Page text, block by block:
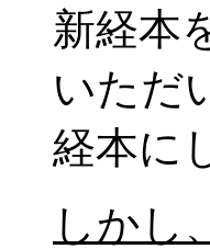
新経本
いただ
経本に
しかし